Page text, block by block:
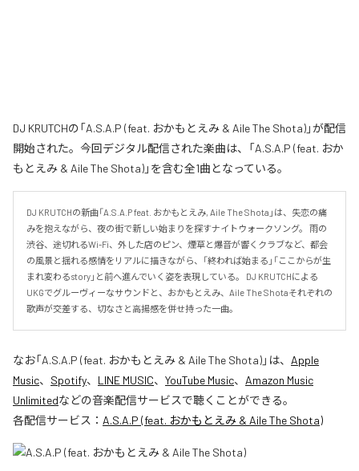
DJ KRUTCHの「A.S.A.P (feat. おかもとえみ & Aile The Shota)」が配信
開始された。今回デジタル配信された楽曲は、「A.S.A.P (feat. おか
もとえみ & Aile The Shota)」を含む全1曲となっている。
DJ KRUTCHの新曲「A.S.A.P feat. おかもとえみ, Aile The Shota」は、失恋の痛
みを抱えながら、夜の街で新しい始まりを探すナイトウォークソング。 雨の
渋谷、途切れるWi-Fi、外した店のピン、煙草と爆音が響くクラブなど、都会
の風景と揺れる感情をリアルに描きながら、「終われば始まる」「ここからが生
まれ変わるstory」と前へ進んでいく姿を表現している。 DJ KRUTCHによる
UKGでグルーヴィーなサウンドと、おかもとえみ、Aile The Shotaそれぞれの
歌声が交差する、切なさと高揚感を併せ持った一曲。
なお「A.S.A.P (feat. おかもとえみ & Aile The Shota)」は、 Apple
Music、 Spotify、 LINE MUSIC、 YouTube Music、 Amazon Music
Unlimitedなどの音楽配信サービスで聴くことができる。
各配信サービス： A.S.A.P (feat. おかもとえみ & Aile The Shota)